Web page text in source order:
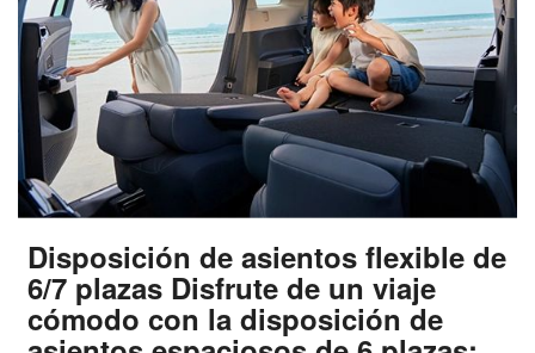
Disposición de asientos flexible de
6/7 plazas Disfrute de un viaje
cómodo con la disposición de